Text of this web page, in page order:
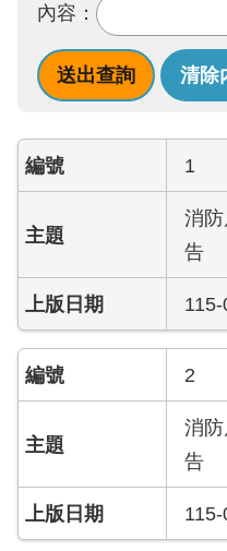
關
簡
宣
導
育
下
載
專
區
力
地
政
內容：
1
消
告
2
消
告